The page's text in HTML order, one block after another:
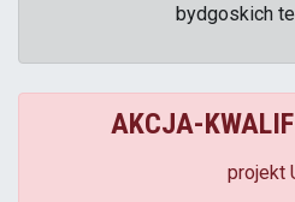
bydgoskich
AKCJA-
projekt